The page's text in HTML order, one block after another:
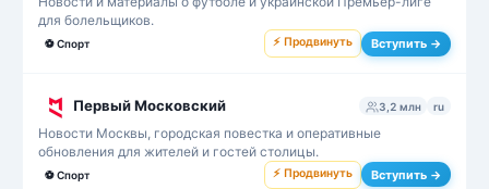
для болельщиков.
⚽Спорт ⚡ Продвинуть Вступить →
Первый Московский 3,2 млн ru
Новости Москвы, городская повестка и оперативные
обновления для жителей и гостей столицы.
⚽Спорт ⚡ Продвинуть Вступить →